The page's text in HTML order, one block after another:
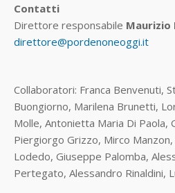
Contatti
Direttore responsabile
direttore@pordenoneoggi.it
Collaboratori: Franca Benvenuti,
Buongiorno, Marilena Brunetti,
Molle, Antonietta Maria Di Paola,
Piergiorgo Grizzo, Mirco Manzon,
Lodedo, Giuseppe Palomba,
Pertegato, Alessandro Rinaldini,